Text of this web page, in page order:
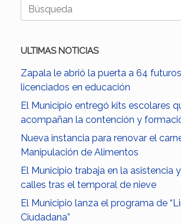
Buscar:
ULTIMAS NOTICIAS
Zapala le abrió la puerta a 64
licenciados en educación
El Municipio entregó kits escolares
acompañan la contención y
Nueva instancia para renovar el
Manipulación de Alimentos
El Municipio trabaja en la asistencia
calles tras el temporal de nieve
El Municipio lanza el programa de
Ciudadana”